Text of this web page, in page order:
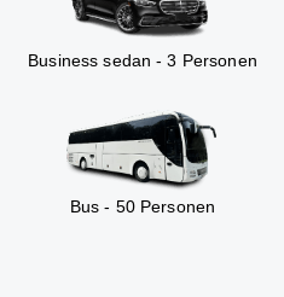
Business sedan - 3 Personen
Bus - 50 Personen